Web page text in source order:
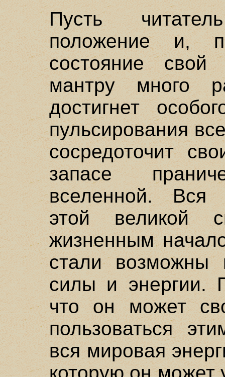
Пусть
положение и,
состояние
мантру много
достигнет
пульсирования
сосредоточит
запасе
вселенной. Вся
этой великой
жизненным
стали
силы и энергии.
что он может
пользоваться
вся мировая
которую он может